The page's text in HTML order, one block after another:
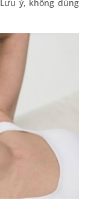
ý, không dùng